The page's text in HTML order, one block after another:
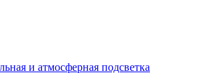
и атмосферная подсветка